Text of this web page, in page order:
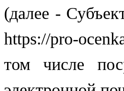
(далее -
https://pro-
том числе